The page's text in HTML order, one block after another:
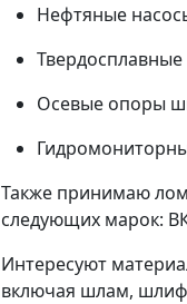
Нефтяные
Осевые опоры
Также принимаю лом
следующих марок:
Интересуют
включая шлам,